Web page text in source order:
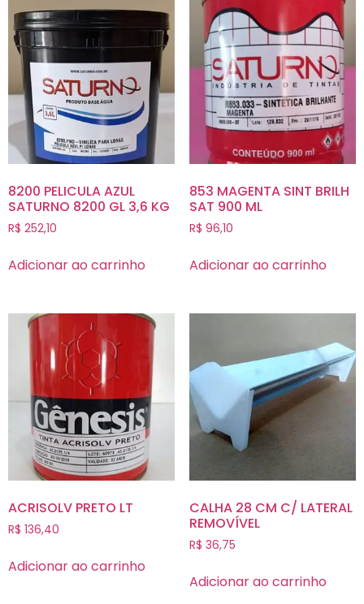
8200 PELICULA AZUL
SATURNO 8200 GL 3,6 KG
R$ 252,10
Adicionar ao carrinho
853 MAGENTA SINT BRILH
SAT 900 ML
R$ 96,10
Adicionar ao carrinho
ACRISOLV PRETO LT
R$ 136,40
Adicionar ao carrinho
CALHA 28 CM C/ LATERAL
REMOVÍVEL
R$ 36,75
Adicionar ao carrinho